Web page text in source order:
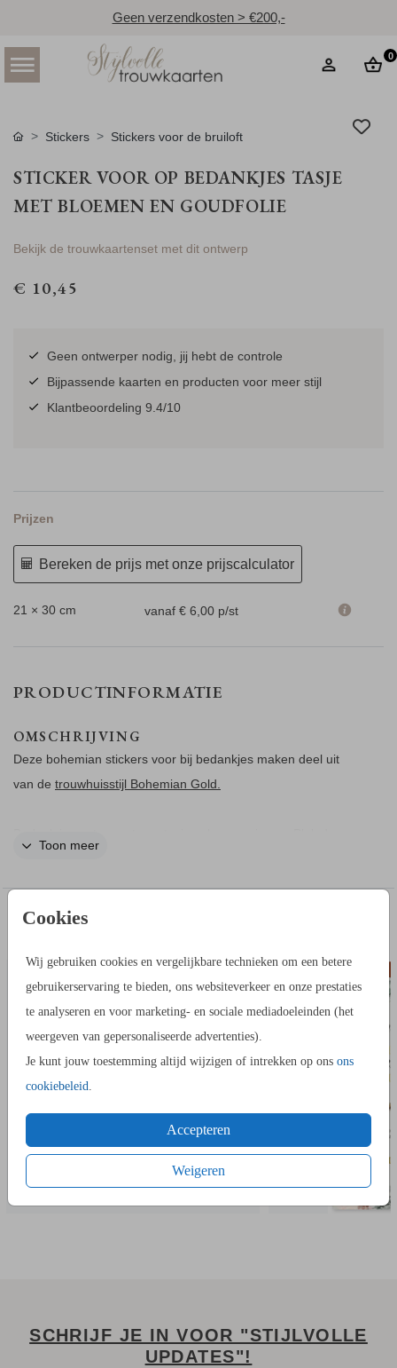
Geen verzendkosten > €200,-
0
Cookies
Wij gebruiken cookies en vergelijkbare technieken om een betere
gebruikerservaring te bieden, ons websiteverkeer en onze prestaties
te analyseren en voor marketing- en sociale mediadoeleinden (het
weergeven van gepersonaliseerde advertenties).
Je kunt jouw toestemming altijd wijzigen of intrekken op ons ons
cookiebeleid
Accepteren
Weigeren
Stickers Stickers voor de bruiloft
STICKER VOOR OP BEDANKJES TASJE
MET BLOEMEN EN GOUDFOLIE
Bekijk de trouwkaartenset met dit ontwerp
€ 10,45
Geen ontwerper nodig, jij hebt de controle
Bijpassende kaarten en producten voor meer stijl
Klantbeoordeling 9.4/10
Prijzen
Bereken de prijs met onze prijscalculator
21 × 30 cm vanaf € 6,00 p/st
PRODUCTINFORMATIE
OMSCHRIJVING
Deze bohemian stickers voor bij bedankjes maken deel uit
van de trouwhuisstijl Bohemian Gold.
Let op: Je bestelt alleen de stickers, niet het getoonde
Toon meer
IN DEZELFDE STIJL KUN JE DIT OOK
SCHRIJF JE IN VOOR "STIJLVOLLE
UPDATES"!